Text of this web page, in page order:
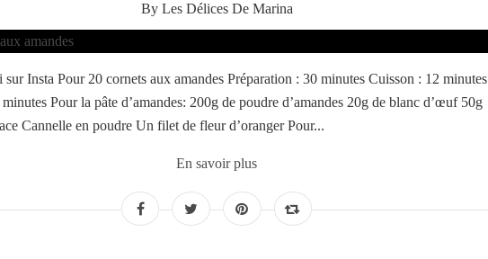
By Les Délices De Marina
sur Insta Pour 20 cornets aux amandes Préparation : 30 minutes Cuisson : 12 minutes
Pour la pâte d’amandes: 200g de poudre d’amandes 20g de blanc d’œuf 50g
Cannelle en poudre Un filet de fleur d’oranger Pour...
En savoir plus